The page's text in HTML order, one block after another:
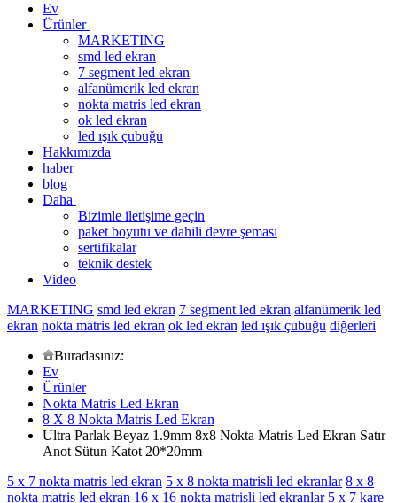
Ev
Ürünler
MARKETING
smd led ekran
7 segment led ekran
alfanümerik led ekran
nokta matris led ekran
ok led ekran
led ışık çubuğu
Hakkımızda
haber
blog
Daha
Bizimle iletişime geçin
paket boyutu ve dahili devre şeması
sertifikalar
teknik destek
Video
MARKETING smd led ekran 7 segment led ekran alfanümerik led
ekran nokta matris led ekran ok led ekran led ışık çubuğu diğerleri
Buradasınız:
Ev
Ürünler
Nokta Matris Led Ekran
8 X 8 Nokta Matris Led Ekran
Ultra Parlak Beyaz 1.9mm 8x8 Nokta Matris Led Ekran Satır
Anot Sütun Katot 20*20mm
5 x 7 nokta matris led ekran 5 x 8 nokta matrisli led ekranlar 8 x 8
nokta matris led ekran 16 x 16 nokta matrisli led ekranlar 5 x 7 kare